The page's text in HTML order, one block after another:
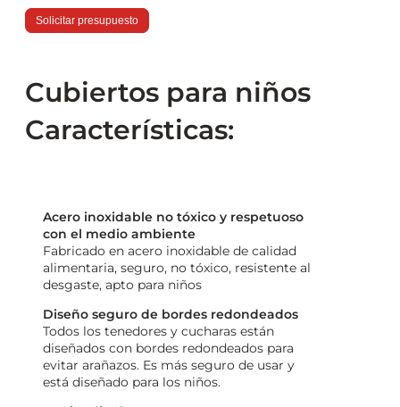
Solicitar presupuesto
Cubiertos para niños
Características:
Acero inoxidable no tóxico y respetuoso
con el medio ambiente
Fabricado en acero inoxidable de calidad
alimentaria, seguro, no tóxico, resistente al
desgaste, apto para niños
Diseño seguro de bordes redondeados
Todos los tenedores y cucharas están
diseñados con bordes redondeados para
evitar arañazos. Es más seguro de usar y
está diseñado para los niños.